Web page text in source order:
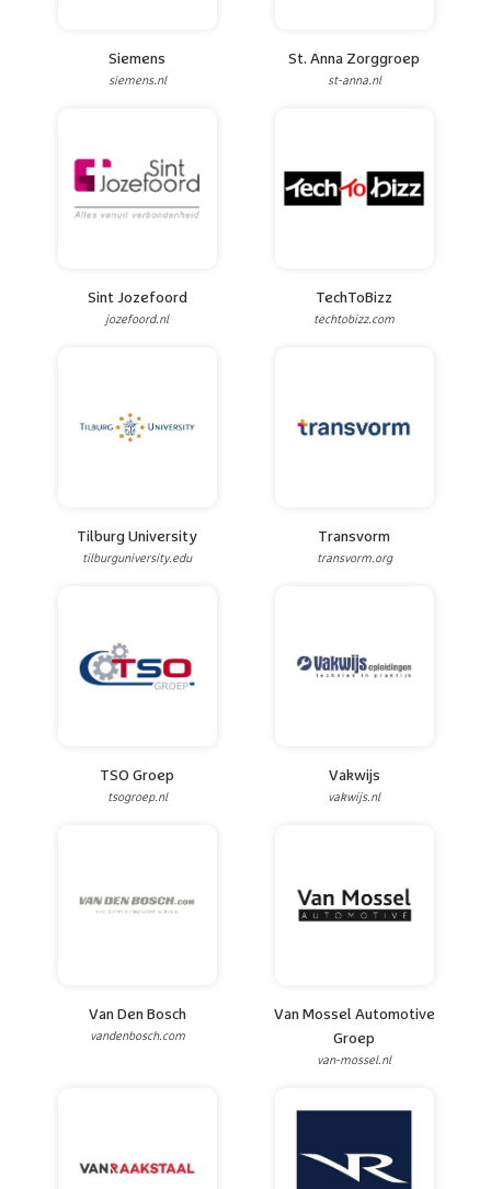
Siemens
siemens.nl
St. Anna Zorggroep
st-anna.nl
Sint Jozefoord
jozefoord.nl
TechToBizz
techtobizz.com
Tilburg University
tilburguniversity.edu
Transvorm
transvorm.org
TSO Groep
tsogroep.nl
Vakwijs
vakwijs.nl
Van Den Bosch
vandenbosch.com
Van Mossel Automotive
Groep
van-mossel.nl